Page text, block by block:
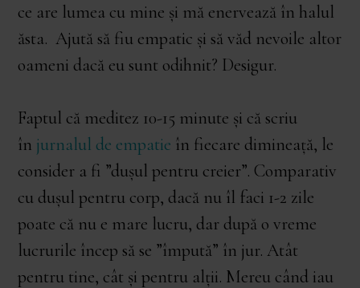
ce are lumea cu mine și mă enervează în halul
ăsta. Ajută să fiu empatic și să văd nevoile altor
oameni dacă eu sunt odihnit? Desigur.
Faptul că meditez 10-15 minute și că scriu
în jurnalul de empatie în fiecare dimineață, le
consider a fi ”dușul pentru creier”. Comparativ
cu dușul pentru corp, dacă nu îl faci 1-2 zile
poate că nu e mare lucru, dar după o vreme
lucrurile încep să se ”împută” în jur. Atât
pentru tine, cât și pentru alții. Mereu când iau